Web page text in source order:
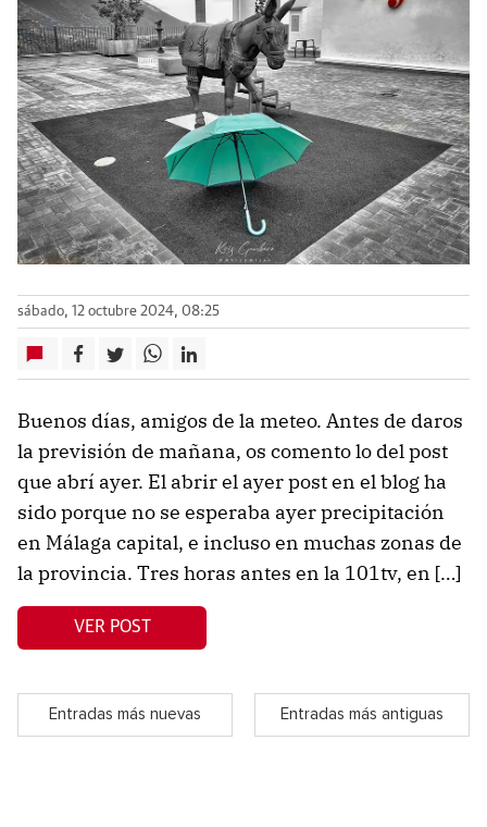
sábado, 12 octubre 2024, 08:25
Buenos días, amigos de la meteo. Antes de daros
la previsión de mañana, os comento lo del post
que abrí ayer. El abrir el ayer post en el blog ha
sido porque no se esperaba ayer precipitación
en Málaga capital, e incluso en muchas zonas de
la provincia. Tres horas antes en la 101tv, en […]
VER POST
Entradas más nuevas Entradas más antiguas